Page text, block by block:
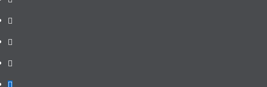
Telegram
Instagram
Twitter
Google